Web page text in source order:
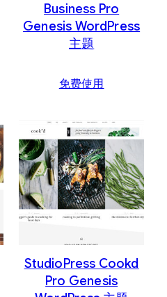
Business Pro
Genesis WordPress
主题
免费使用
StudioPress Cookd
Pro Genesis